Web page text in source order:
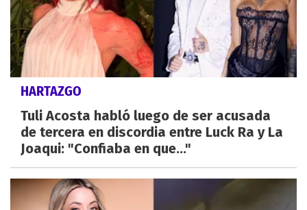
HARTAZGO
Tuli Acosta habló luego de ser acusada
de tercera en discordia entre Luck Ra y La
Joaqui: "Confiaba en que..."